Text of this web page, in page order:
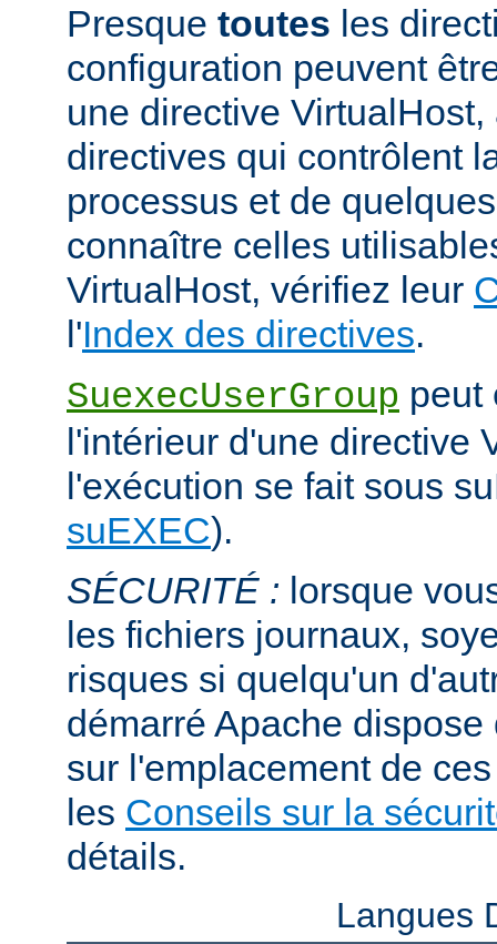
Presque toutes les
configuration peuvent
une directive
directives qui contrôlent
processus et de
connaître celles
VirtualHost, vérifiez leur
l'Index des directives.
SuexecUserGroup peut
l'intérieur d'une directive
l'exécution se fait sous
suEXEC).
SÉCURITÉ : lorsque
les fichiers journaux,
risques si quelqu'un
démarré Apache
sur l'emplacement de
les Conseils sur la
détails.
Langues